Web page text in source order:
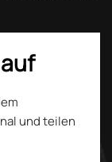
und teilen